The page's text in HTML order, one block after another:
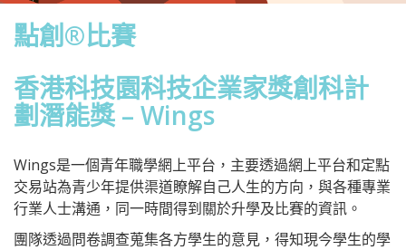
點創®比賽
香港科技園科技企業家獎創科計
劃潛能獎 – Wings
Wings是一個青年職學網上平台，主要透過網上平台和定點
交易站為青少年提供渠道瞭解自己人生的方向，與各種專業
行業人士溝通，同一時間得到關於升學及比賽的資訊。
團隊透過問卷調查蒐集各方學生的意見，得知現今學生的學